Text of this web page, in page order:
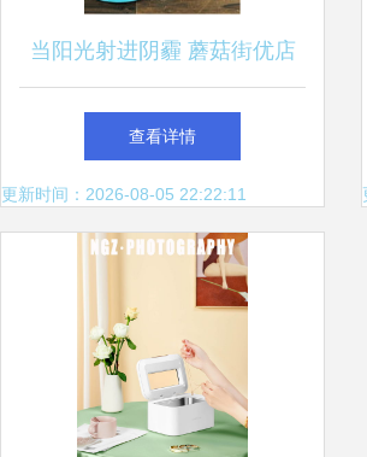
当阳光射进阴霾 蘑菇街优店
的宠物温情日用品
查看详情
更新时间：2026-08-05 22:22:11